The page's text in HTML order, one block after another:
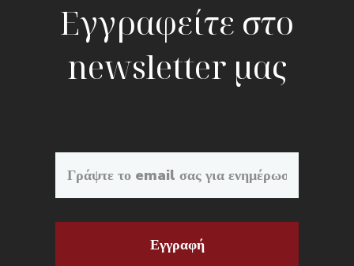
Εγγραφείτε στο
newsletter μας
Εγγραφή